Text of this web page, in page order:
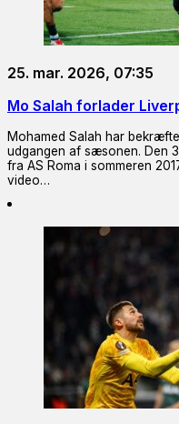
25. mar. 2026, 07:35
Mo Salah forlader
Mohamed Salah har
udgangen af sæsonen. Den
fra AS Roma i sommeren
video…